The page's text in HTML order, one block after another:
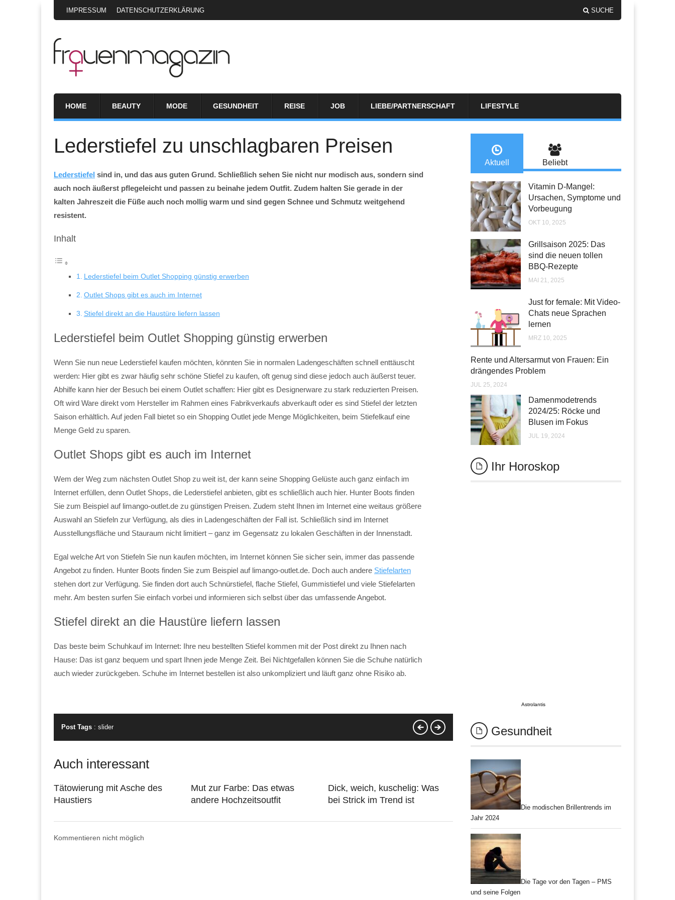
IMPRESSUM DATENSCHUTZERKLÄRUNG SUCHE
HOME BEAUTY MODE GESUNDHEIT REISE JOB LIEBE/PARTNERSCHAFT LIFESTYLE
Lederstiefel zu unschlagbaren Preisen
Lederstiefel sind in, und das aus guten Grund. Schließlich sehen Sie nicht nur modisch aus, sondern sind
auch noch äußerst pflegeleicht und passen zu beinahe jedem Outfit. Zudem halten Sie gerade in der
kalten Jahreszeit die Füße auch noch mollig warm und sind gegen Schnee und Schmutz weitgehend
resistent.
Inhalt
Lederstiefel beim Outlet Shopping günstig erwerben
Outlet Shops gibt es auch im Internet
Stiefel direkt an die Haustüre liefern lassen
Lederstiefel beim Outlet Shopping günstig erwerben
Wenn Sie nun neue Lederstiefel kaufen möchten, könnten Sie in normalen Ladengeschäften schnell enttäuscht
werden: Hier gibt es zwar häufig sehr schöne Stiefel zu kaufen, oft genug sind diese jedoch auch äußerst teuer.
Abhilfe kann hier der Besuch bei einem Outlet schaffen: Hier gibt es Designerware zu stark reduzierten Preisen.
Oft wird Ware direkt vom Hersteller im Rahmen eines Fabrikverkaufs abverkauft oder es sind Stiefel der letzten
Saison erhältlich. Auf jeden Fall bietet so ein Shopping Outlet jede Menge Möglichkeiten, beim Stiefelkauf eine
Menge Geld zu sparen.
Outlet Shops gibt es auch im Internet
Wem der Weg zum nächsten Outlet Shop zu weit ist, der kann seine Shopping Gelüste auch ganz einfach im
Internet erfüllen, denn Outlet Shops, die Lederstiefel anbieten, gibt es schließlich auch hier. Hunter Boots finden
Sie zum Beispiel auf limango-outlet.de zu günstigen Preisen. Zudem steht Ihnen im Internet eine weitaus größere
Auswahl an Stiefeln zur Verfügung, als dies in Ladengeschäften der Fall ist. Schließlich sind im Internet
Ausstellungsfläche und Stauraum nicht limitiert – ganz im Gegensatz zu lokalen Geschäften in der Innenstadt.
Egal welche Art von Stiefeln Sie nun kaufen möchten, im Internet können Sie sicher sein, immer das passende
Angebot zu finden. Hunter Boots finden Sie zum Beispiel auf limango-outlet.de. Doch auch andere Stiefelarten
stehen dort zur Verfügung. Sie finden dort auch Schnürstiefel, flache Stiefel, Gummistiefel und viele Stiefelarten
mehr. Am besten surfen Sie einfach vorbei und informieren sich selbst über das umfassende Angebot.
Stiefel direkt an die Haustüre liefern lassen
Das beste beim Schuhkauf im Internet: Ihre neu bestellten Stiefel kommen mit der Post direkt zu Ihnen nach
Hause: Das ist ganz bequem und spart Ihnen jede Menge Zeit. Bei Nichtgefallen können Sie die Schuhe natürlich
auch wieder zurückgeben. Schuhe im Internet bestellen ist also unkompliziert und läuft ganz ohne Risiko ab.
Post Tags : slider
Auch interessant
Tätowierung mit Asche des
Haustiers
Mut zur Farbe: Das etwas
andere Hochzeitsoutfit
Dick, weich, kuschelig: Was
bei Strick im Trend ist
Kommentieren nicht möglich
Aktuell Beliebt
Vitamin D-Mangel:
Ursachen, Symptome und
Vorbeugung
OKT 10, 2025
Grillsaison 2025: Das
sind die neuen tollen
BBQ-Rezepte
MAI 21, 2025
Just for female: Mit Video-
Chats neue Sprachen
lernen
MRZ 10, 2025
Rente und Altersarmut von Frauen: Ein
drängendes Problem
JUL 25, 2024
Damenmodetrends
2024/25: Röcke und
Blusen im Fokus
JUL 19, 2024
Ihr Horoskop
Astrolantis
Gesundheit
Die modischen Brillentrends im
Jahr 2024
Die Tage vor den Tagen – PMS
und seine Folgen